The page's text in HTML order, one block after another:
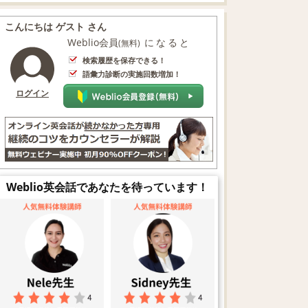
こんにちは ゲスト さん
ログイン
Weblio会員(無料) になると
検索履歴を保存できる！
語彙力診断の実施回数増加！
Weblio英会話であなたを待っています！